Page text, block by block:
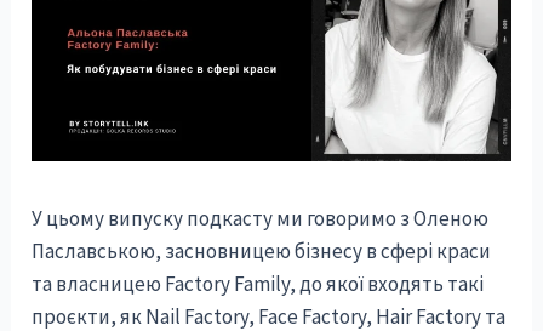
У цьому випуску подкасту ми говоримо з Оленою
Паславською, засновницею бізнесу в сфері краси
та власницею Factory Family, до якої входять такі
проєкти, як Nail Factory, Face Factory, Hair Factory та